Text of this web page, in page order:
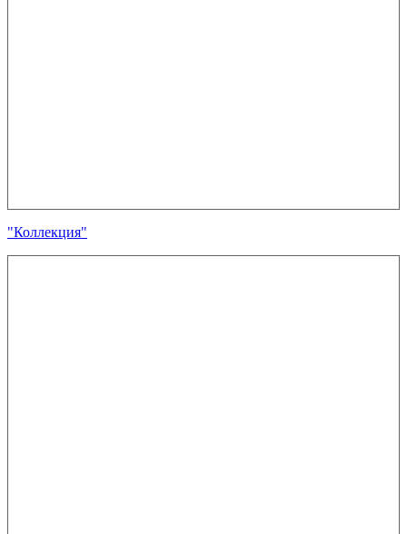
"Коллекция"